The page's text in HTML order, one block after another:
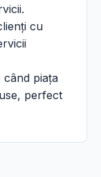
cu
când piața
perfect